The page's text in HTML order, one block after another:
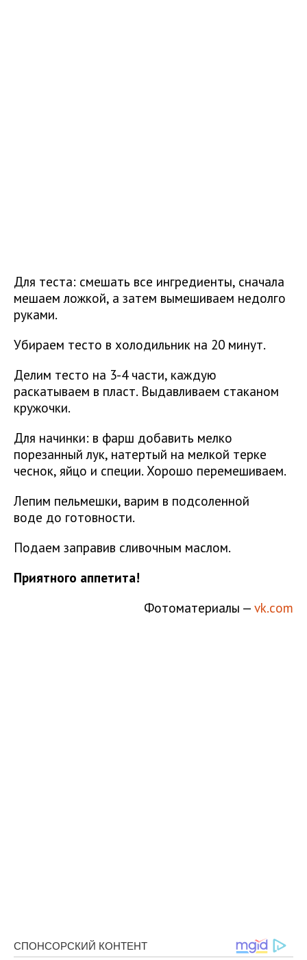
Для теста: смешать все ингредиенты, сначала
мешаем ложкой, а затем вымешиваем недолго
руками.
Убираем тесто в холодильник на 20 минут.
Делим тесто на 3-4 части, каждую
раскатываем в пласт. Выдавливаем стаканом
кружочки.
Для начинки: в фарш добавить мелко
порезанный лук, натертый на мелкой терке
чеснок, яйцо и специи. Хорошо перемешиваем.
Лепим пельмешки, варим в подсоленной
воде до готовности.
Подаем заправив сливочным маслом.
Приятного аппетита!
Фотоматериалы — vk.com